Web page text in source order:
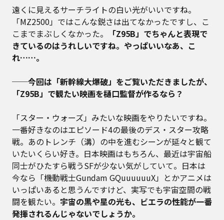
遠くに見えるサーチライトの白い光がいいですね。
「MZ2500」ではこんな鋭さは出てなかったですし、こ
こまでまぶしくなかった。
「Z95B」でちゃんと表現で
きているのはうれしいですね。やっぱいいなあ、こ
れ……。
──今回は「新幹線大爆破」をご覧いただきましたが、
「Z95B」で観たい映画を樋口監督が作るなら？
「スター・ウォーズ」みたいな映画をやりたいですね。
一番好きなのはエピソード4の最後のデス・スター攻略
戦。あのトレンチ（溝）の中を進むシーンが延々と観て
いたいくらい好き。日本映画はもちろん、最近は宇宙船
同士がひたすら戦うSFが少ない気がしていて。日本は
今なら「機動戦士Gundam GQuuuuuuX」とかアニメは
いっぱいあると思うんですけど、実写でも宇宙空間の戦
闘を観たい。 宇宙の黒や星の光も、ビエラの性能が一番
発揮されるんじゃないでしょうか。